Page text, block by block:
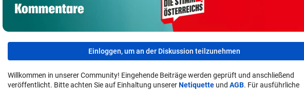
Einloggen, um an der Diskussion teilzunehmen
Willkommen in unserer Community! Eingehende Beiträge werden geprüft und anschließend
veröffentlicht. Bitte achten Sie auf Einhaltung unsererNetiquette und AGB. Für ausführliche